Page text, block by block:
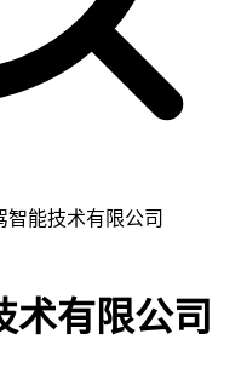
智能技术有限公司
术有限公司